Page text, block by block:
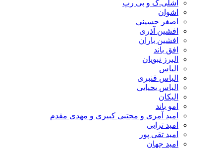
اشلی.ک و بی رپ
اشوان
اصغر حسینی
افشین آذری
افشین باران
افق باند
البرز نبویان
الیاس
الیاس قنبرى
الیاس یحیایی
الیکان
امو باند
امید آمری و مجتبی کبیری و مهدى مقدم
امید ترابی
امید تقی پور
امید جهان